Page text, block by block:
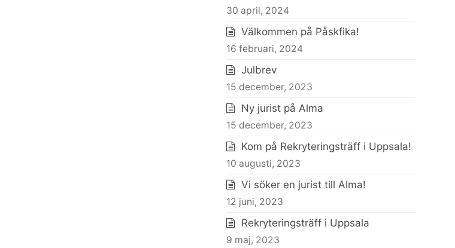
30 april, 2024
Välkommen på Påskfika!
16 februari, 2024
Julbrev
15 december, 2023
Ny jurist på Alma
15 december, 2023
Kom på Rekryteringsträff i Uppsala!
10 augusti, 2023
Vi söker en jurist till Alma!
12 juni, 2023
Rekryteringsträff i Uppsala
9 maj, 2023